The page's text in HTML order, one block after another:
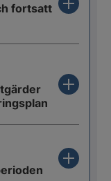
fortsatt